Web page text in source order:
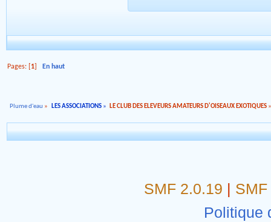
Pages: [ 1 En haut
Plume d'eau » LES ASSOCIATIONS» LE CLUB DES ELEVEURS AMATEURS D'OISEAUX EXOTIQUES
SMF 2.0.19 |
Politique